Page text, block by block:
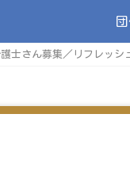
士さん募集／リフレッシ